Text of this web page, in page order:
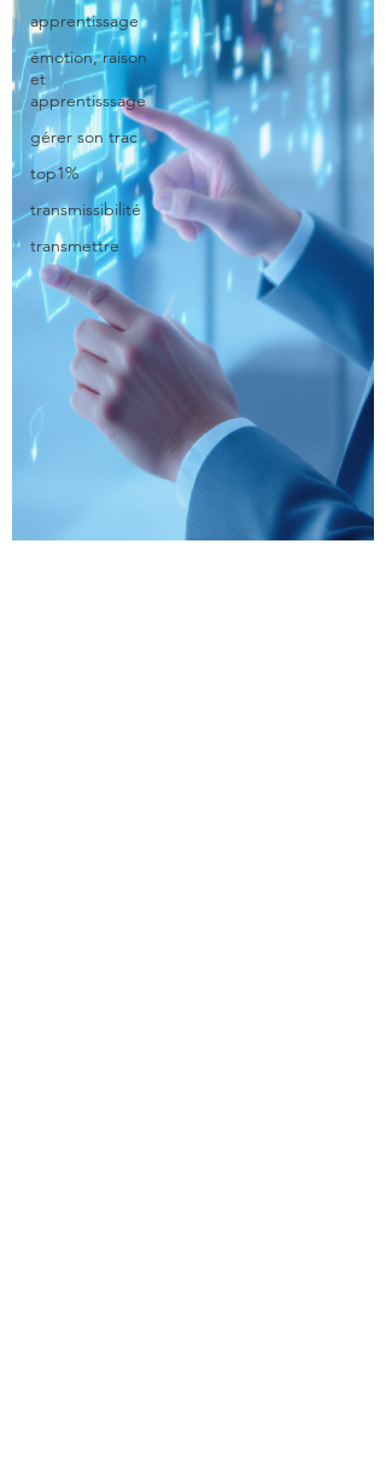
apprentissage
émotion, raison
et
apprentisssage
gérer son trac
top1%
transmissibilité
transmettre